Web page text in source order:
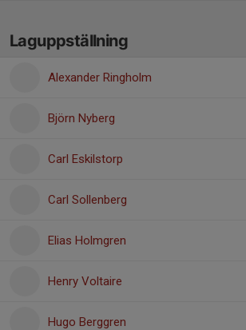
Laguppställning
Alexander Ringholm
Björn Nyberg
Carl Eskilstorp
Carl Sollenberg
Elias Holmgren
Henry Voltaire
Hugo Berggren